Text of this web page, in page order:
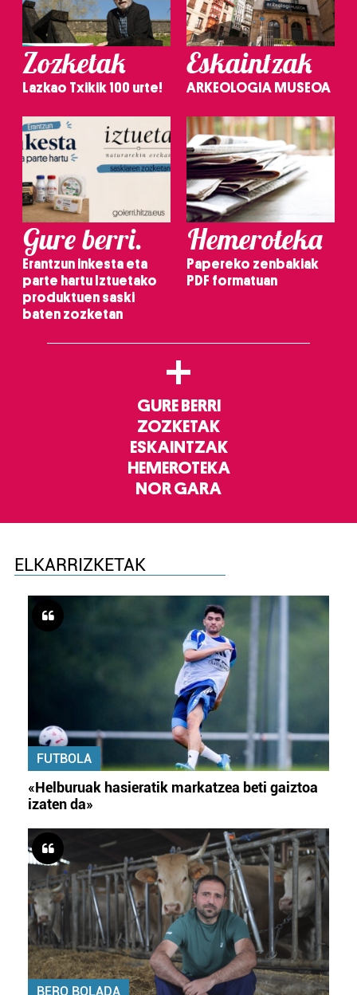
Zozketak
Lazkao Txikik 100 urte!
Eskaintzak
ARKEOLOGIA MUSEOA
Gure berri.
Erantzun inkesta eta
parte hartu Iztuetako
produktuen saski
baten zozketan
Hemeroteka
Papereko zenbakiak
PDF formatuan
+
GURE BERRI
ZOZKETAK
ESKAINTZAK
HEMEROTEKA
NOR GARA
ELKARRIZKETAK
FUTBOLA
«Helburuak hasieratik markatzea beti gaiztoa
izaten da»
BERO BOLADA